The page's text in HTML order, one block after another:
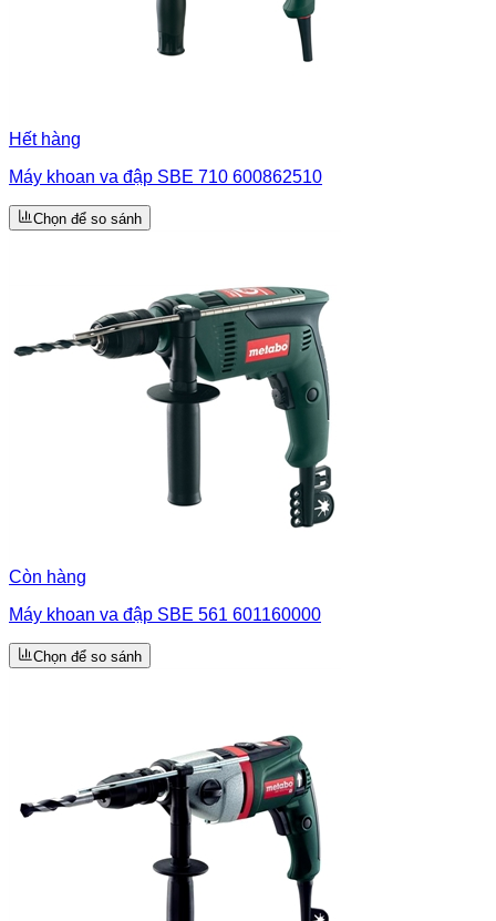
Hết hàng
Máy khoan va đập SBE 710 600862510
Chọn để so sánh
Còn hàng
Máy khoan va đập SBE 561 601160000
Chọn để so sánh